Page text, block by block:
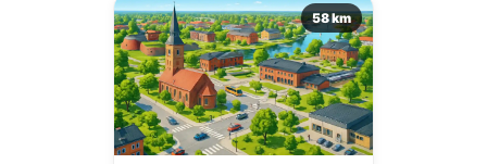
58 km